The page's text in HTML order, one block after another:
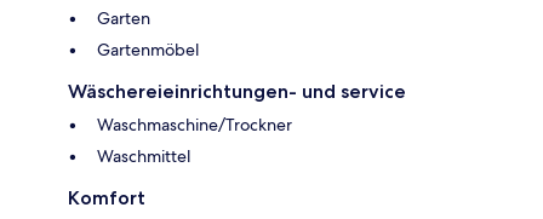
Garten
Gartenmöbel
Wäschereieinrichtungen- und service
Waschmaschine/Trockner
Waschmittel
Komfort